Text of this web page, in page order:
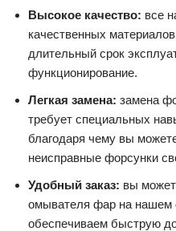
Высокое качество: все
качественных
длительный срок
функционирование.
Легкая замена: замена
требует специальных
благодаря чему вы
неисправные форсунки
Удобный заказ: вы
омывателя фар на нашем
обеспечиваем быструю